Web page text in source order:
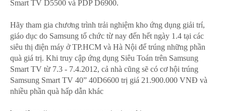
Smart TV D5500 và PDP D6900.
Hãy tham gia chương trình trải nghiệm kho ứng dụng giải trí,
giáo dục do Samsung tổ chức từ nay đến hết ngày 1.4 tại các
siêu thị điện máy ở TP.HCM và Hà Nội để trúng những phần
quà giá trị. Khi truy cập ứng dụng Siêu Toán trên Samsung
Smart TV từ 7.3 - 7.4.2012, cả nhà cũng sẽ có cơ hội trúng
Samsung Smart TV 40” 40D6600 trị giá 21.900.000 VNĐ và
nhiều phần quà hấp dẫn khác